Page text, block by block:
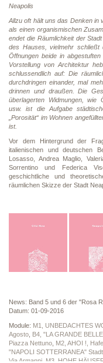
Neapolis
Allzu oft hält uns das Denken in
als einen organismischen
endet die Räumlichkeit der
des Hauses, vielmehr schließt
Öffnungen beide in
Vorstellung von Architektur
schlussendlich auf: Die
durchdringen einander, mal
drinnen und draußen. Die
überlagerten Widmungen, wie
usw. ist die Aufgabe
„Porosität“ im Wohnen
ist.
Vor dem Hintergrund der
italienischen und deutschen
Losasso, Andrea Maglio,
Sorrentino und Federica
geschichtliche und
räumlichen Skizze der Stadt
News: Band 5 und 6 der "Rosa
Datum: 01-09-2016
Module: M1, UNBEDACHTES
Agosto B4, "LA GRANDE
Piazza Nettuno M2, AHOI !,
"NAPOLI SOTTERRANEA"
Via Armanni M3, HOHE